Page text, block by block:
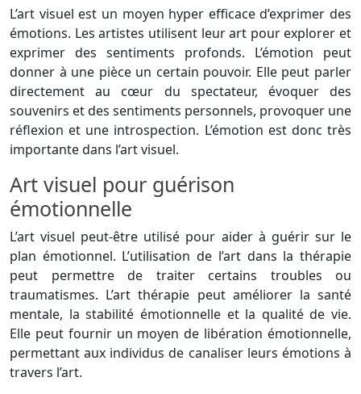
L’art visuel est un moyen hyper efficace d’exprimer des
émotions. Les artistes utilisent leur art pour explorer et
exprimer des sentiments profonds. L’émotion peut
donner à une pièce un certain pouvoir. Elle peut parler
directement au cœur du spectateur, évoquer des
souvenirs et des sentiments personnels, provoquer une
réflexion et une introspection. L’émotion est donc très
importante dans l’art visuel.
Art visuel pour guérison
émotionnelle
L’art visuel peut-être utilisé pour aider à guérir sur le
plan émotionnel. L’utilisation de l’art dans la thérapie
peut permettre de traiter certains troubles ou
traumatismes. L’art thérapie peut améliorer la santé
mentale, la stabilité émotionnelle et la qualité de vie.
Elle peut fournir un moyen de libération émotionnelle,
permettant aux individus de canaliser leurs émotions à
travers l’art.